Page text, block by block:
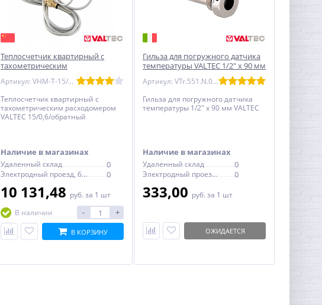
Теплосчетчик квартирный с
тахометрическим
расходомером VALTEC 15/0,6/
обратный
Артикул: VHM-T-15/0,6-O
Теплосчетчик квартирный с
тахометрическим расходомером
VALTEC 15/0,6/обратный
Наличие в магазинах
Удаленный склад 0
Электродный проезд, 6с1 0
10 131,48 руб. за 1 шт
В наличии
- +
В КОРЗИНУ
Гильза для погружного датчика
температуры VALTEC 1/2" х 90 мм
Артикул: VTr.551.N.04090
Гильза для погружного датчика
температуры 1/2" х 90 мм VALTEC
Наличие в магазинах
Удаленный склад 0
Электродный проезд, 6с1 0
333,00 руб. за 1 шт
ОЖИДАЕТСЯ